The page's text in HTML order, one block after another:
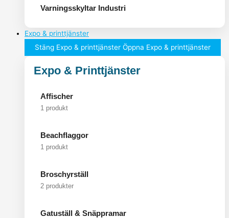
Varningsskyltar Industri
Expo & printtjänster
Stäng Expo & printtjänster Öppna Expo & printtjänster
Expo & Printtjänster
Affischer
1 produkt
Beachflaggor
1 produkt
Broschyrställ
2 produkter
Gatuställ & Snäppramar